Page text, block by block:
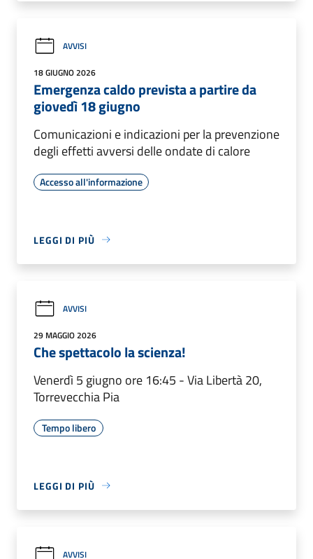
AVVISI
18 GIUGNO 2026
Emergenza caldo prevista a partire da
giovedì 18 giugno
Comunicazioni e indicazioni per la prevenzione
degli effetti avversi delle ondate di calore
Accesso all'informazione
LEGGI DI PIÙ
AVVISI
29 MAGGIO 2026
Che spettacolo la scienza!
Venerdì 5 giugno ore 16:45 - Via Libertà 20,
Torrevecchia Pia
Tempo libero
LEGGI DI PIÙ
AVVISI